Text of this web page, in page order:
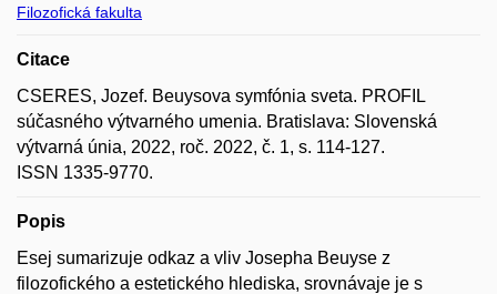
Filozofická fakulta
Citace
CSERES, Jozef. Beuysova symfónia sveta. PROFIL
súčasného výtvarného umenia. Bratislava: Slovenská
výtvarná únia, 2022, roč. 2022, č. 1, s. 114-127.
ISSN 1335-9770.
Popis
Esej sumarizuje odkaz a vliv Josepha Beuyse z
filozofického a estetického hlediska, srovnávaje je s